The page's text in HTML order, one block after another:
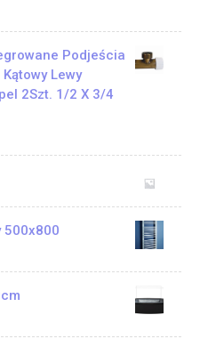
Podjeścia
Lewy
2Szt. 1/2 X 3/4
500x800